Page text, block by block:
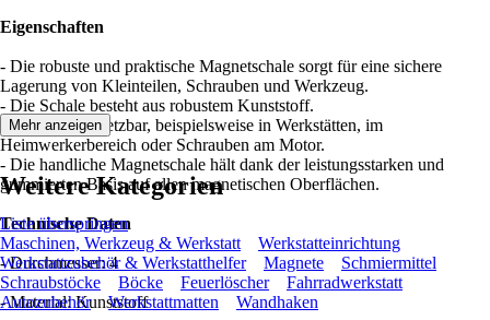
Eigenschaften
- Die robuste und praktische Magnetschale sorgt für eine sichere
Lagerung von Kleinteilen, Schrauben und Werkzeug.
- Die Schale besteht aus robustem Kunststoff.
- Vielseitig einsetzbar, beispielsweise in Werkstätten, im
Heimwerkerbereich oder Schrauben am Motor.
- Die handliche Magnetschale hält dank der leistungsstarken und
gummierten Basis auf allen magnetischen Oberflächen.
Technische Daten
- Durchmesser: 4
- Material: Kunststoff
Mehr anzeigen
Weitere Kategorien
Liste überspringen
Maschinen, Werkzeug & Werkstatt
Werkstatteinrichtung
Werkstattzubehör & Werkstatthelfer
Magnete
Schmiermittel
Schraubstöcke
Böcke Feuerlöscher
Fahrradwerkstatt
Autozubehör
Werkstattmatten Wandhaken